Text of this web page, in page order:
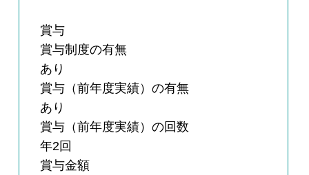
賞与
賞与制度の有無
あり
賞与（前年度実績）の有無
あり
賞与（前年度実績）の回数
年2回
賞与金額